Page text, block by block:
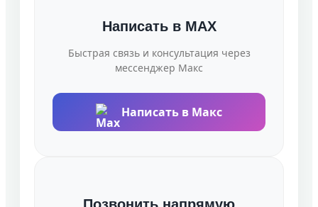
Написать в MAX
Быстрая связь и консультация через
мессенджер Макс
Написать в Макс